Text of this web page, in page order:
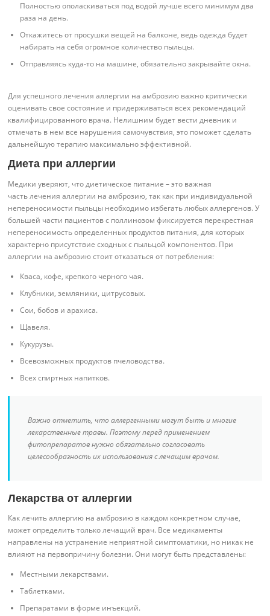
Полностью ополаскиваться под водой лучше всего минимум два
раза на день.
Откажитесь от просушки вещей на балконе, ведь одежда будет
набирать на себя огромное количество пыльцы.
Отправляясь куда-то на машине, обязательно закрывайте окна.
Для успешного лечения аллергии на амброзию важно критически
оценивать свое состояние и придерживаться всех рекомендаций
квалифицированного врача. Нелишним будет вести дневник и
отмечать в нем все нарушения самочувствия, это поможет сделать
дальнейшую терапию максимально эффективной.
Диета при аллергии
Медики уверяют, что диетическое питание – это важная
часть лечения аллергии на амброзию, так как при индивидуальной
непереносимости пыльцы необходимо избегать любых аллергенов. У
большей части пациентов с поллинозом фиксируется перекрестная
непереносимость определенных продуктов питания, для которых
характерно присутствие сходных с пыльцой компонентов. При
аллергии на амброзию стоит отказаться от потребления:
Кваса, кофе, крепкого черного чая.
Клубники, земляники, цитрусовых.
Сои, бобов и арахиса.
Щавеля.
Кукурузы.
Всевозможных продуктов пчеловодства.
Всех спиртных напитков.
Важно отметить, что аллергенными могут быть и многие
лекарственные травы. Поэтому перед применением
фитопрепаратов нужно обязательно согласовать
целесообразность их использования с лечащим врачом.
Лекарства от аллергии
Как лечить аллергию на амброзию в каждом конкретном случае,
может определить только лечащий врач. Все медикаменты
направлены на устранение неприятной симптоматики, но никак не
влияют на первопричину болезни. Они могут быть представлены:
Местными лекарствами.
Таблетками.
Препаратами в форме инъекций.